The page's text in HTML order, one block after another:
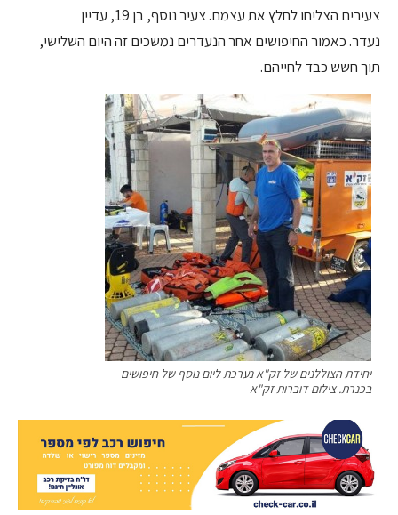
צעירים הצליחו לחלץ את עצמם. צעיר נוסף, בן 19, עדיין
נעדר. כאמור החיפושים אחר הנעדרים נמשכים זה היום השלישי,
תוך חשש כבד לחייהם.
יחידת הצוללנים של זק"א נערכת ליום נוסף של חיפושים
בכנרת. צילום דוברות זק"א